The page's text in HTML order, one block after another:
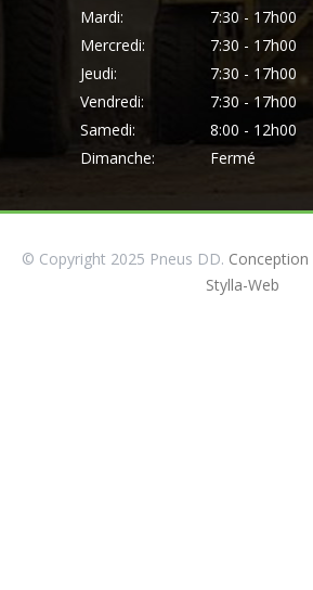
Mardi:
7:30 - 17h00
Mercredi:
7:30 - 17h00
Jeudi:
7:30 - 17h00
Vendredi:
7:30 - 17h00
Samedi:
8:00 - 12h00
Dimanche:
Fermé
© Copyright 2025 Pneus DD. Conception
Stylla-Web